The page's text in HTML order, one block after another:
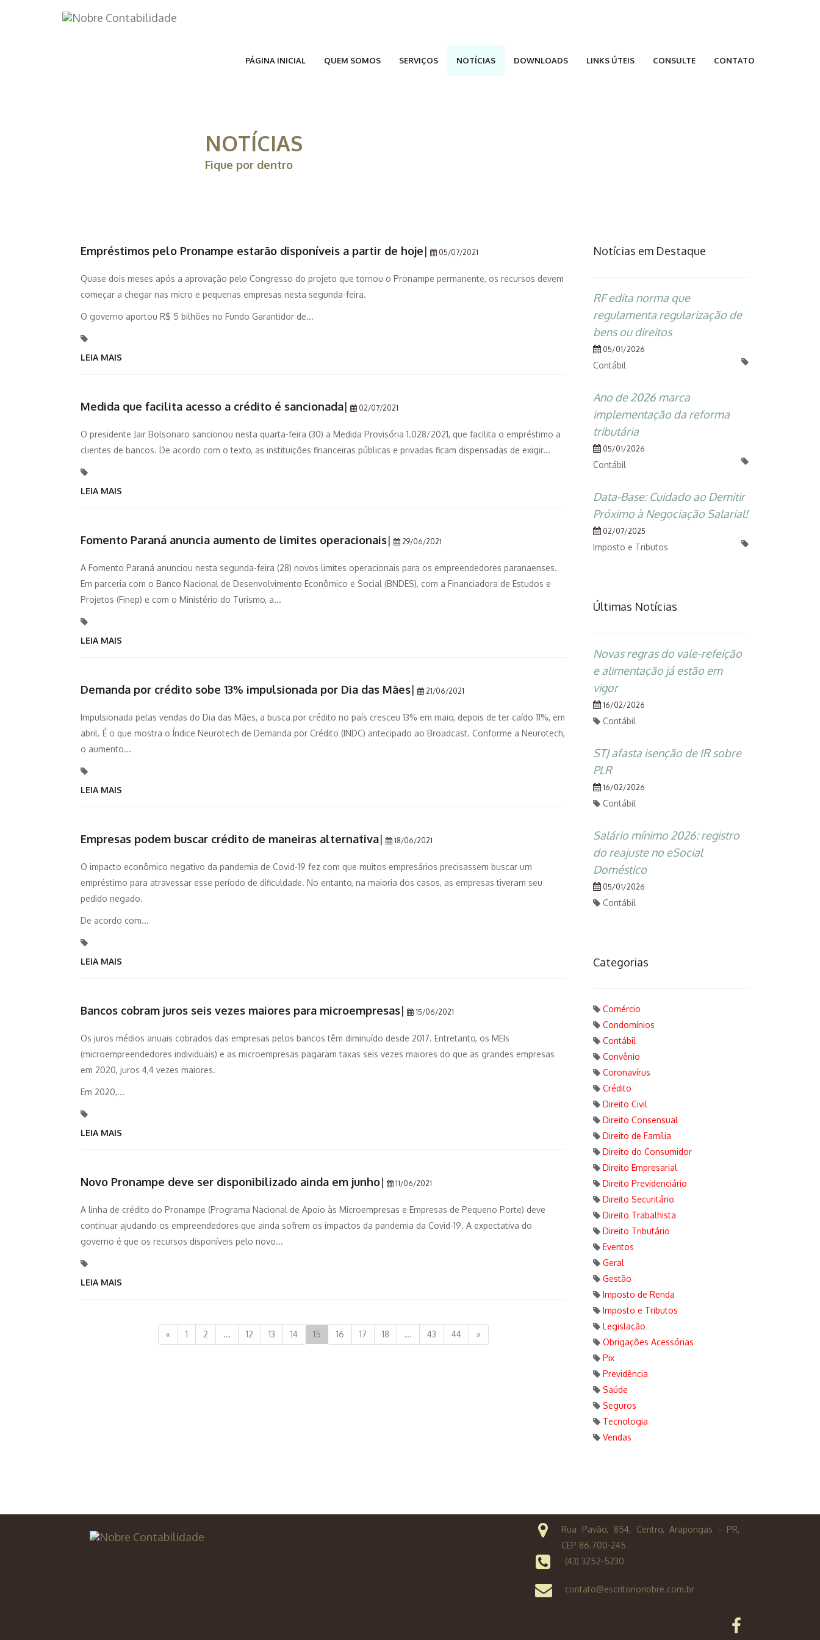
PÁGINA INICIAL QUEM SOMOS SERVIÇOS NOTÍCIAS DOWNLOADS LINKS ÚTEIS CONSULTE CONTATO
NOTÍCIAS
Fique por dentro
Empréstimos pelo Pronampe estarão disponíveis a partir de hoje| 05/07/2021
Quase dois meses após a aprovação pelo Congresso do projeto que tornou o Pronampe permanente, os recursos devem
começar a chegar nas micro e pequenas empresas nesta segunda-feira.
O governo aportou R$ 5 bilhões no Fundo Garantidor de...
LEIA MAIS
Medida que facilita acesso a crédito é sancionada| 02/07/2021
O presidente Jair Bolsonaro sancionou nesta quarta-feira (30) a Medida Provisória 1.028/2021, que facilita o empréstimo a
clientes de bancos. De acordo com o texto, as instituições financeiras públicas e privadas ficam dispensadas de exigir...
LEIA MAIS
Fomento Paraná anuncia aumento de limites operacionais| 29/06/2021
A Fomento Paraná anunciou nesta segunda-feira (28) novos limites operacionais para os empreendedores paranaenses.
Em parceria com o Banco Nacional de Desenvolvimento Econômico e Social (BNDES), com a Financiadora de Estudos e
Projetos (Finep) e com o Ministério do Turismo, a...
LEIA MAIS
Demanda por crédito sobe 13% impulsionada por Dia das Mães| 21/06/2021
Impulsionada pelas vendas do Dia das Mães, a busca por crédito no país cresceu 13% em maio, depois de ter caído 11%, em
abril. É o que mostra o Índice Neurotech de Demanda por Crédito (INDC) antecipado ao Broadcast. Conforme a Neurotech,
o aumento...
LEIA MAIS
Empresas podem buscar crédito de maneiras alternativa| 18/06/2021
O impacto econômico negativo da pandemia de Covid-19 fez com que muitos empresários precisassem buscar um
empréstimo para atravessar esse período de dificuldade. No entanto, na maioria dos casos, as empresas tiveram seu
pedido negado.
De acordo com...
LEIA MAIS
Bancos cobram juros seis vezes maiores para microempresas| 15/06/2021
Os juros médios anuais cobrados das empresas pelos bancos têm diminuído desde 2017. Entretanto, os MEIs
(microempreendedores individuais) e as microempresas pagaram taxas seis vezes maiores do que as grandes empresas
em 2020, juros 4,4 vezes maiores.
Em 2020,...
LEIA MAIS
Novo Pronampe deve ser disponibilizado ainda em junho| 11/06/2021
A linha de crédito do Pronampe (Programa Nacional de Apoio às Microempresas e Empresas de Pequeno Porte) deve
continuar ajudando os empreendedores que ainda sofrem os impactos da pandemia da Covid-19. A expectativa do
governo é que os recursos disponíveis pelo novo...
LEIA MAIS
« 1 2 ... 12 13 14 15 16 17 18 ... 43 44 »
Notícias em Destaque
RF edita norma que
regulamenta regularização de
bens ou direitos
05/01/2026
Contábil
Ano de 2026 marca
implementação da reforma
tributária
05/01/2026
Contábil
Data-Base: Cuidado ao Demitir
Próximo à Negociação Salarial!
02/07/2025
Imposto e Tributos
Últimas Notícias
Novas regras do vale-refeição
e alimentação já estão em
vigor
16/02/2026
Contábil
STJ afasta isenção de IR sobre
PLR
16/02/2026
Contábil
Salário mínimo 2026: registro
do reajuste no eSocial
Doméstico
05/01/2026
Contábil
Categorias
Comércio
Condomínios
Contábil
Convênio
Coronavírus
Crédito
Direito Civil
Direito Consensual
Direito de Família
Direito do Consumidor
Direito Empresarial
Direito Previdenciário
Direito Securitário
Direito Trabalhista
Direito Tributário
Eventos
Geral
Gestão
Imposto de Renda
Imposto e Tributos
Legislação
Obrigações Acessórias
Pix
Previdência
Saúde
Seguros
Tecnologia
Vendas
Rua Pavão, 854, Centro, Arapongas - PR,
CEP 86.700-245
(43) 3252-5230
contato@escritorionobre.com.br